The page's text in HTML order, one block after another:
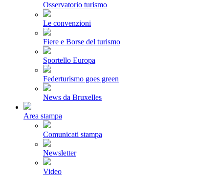
Osservatorio turismo
Le convenzioni
Fiere e Borse del turismo
Sportello Europa
Federturismo goes green
News da Bruxelles
Area stampa
Comunicati stampa
Newsletter
Video